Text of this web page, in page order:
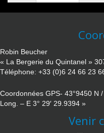
Robin Beucher
« La Bergerie du Quintanel »
Téléphone: +33 (0)6 24 66 23
Coordonnées GPS- 43°9450 N
Long. – E 3° 29′ 29.9394 »
Venir